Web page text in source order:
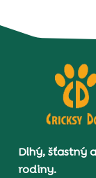
Dlhý, šťastný
rodiny.